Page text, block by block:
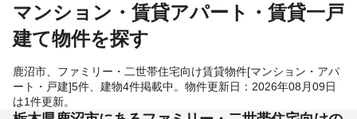
マンション・賃貸アパート・賃貸一戸
建て物件を探す
鹿沼市、ファミリー・二世帯住宅向け賃貸物件[マンション・アパ
ート・戸建]5件、建物4件掲載中。物件更新日：2026年08月09日
は1件更新。